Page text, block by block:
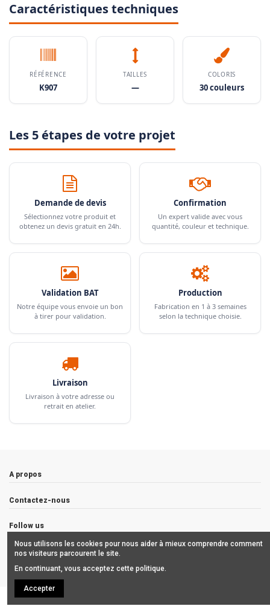
Caractéristiques techniques
RÉFÉRENCE
K907
TAILLES
—
COLORIS
30 couleurs
Les 5 étapes de votre projet
Demande de devis
Sélectionnez votre produit et
obtenez un devis gratuit en 24h.
Confirmation
Un expert valide avec vous
quantité, couleur et technique.
Validation BAT
Notre équipe vous envoie un bon
à tirer pour validation.
Production
Fabrication en 1 à 3 semaines
selon la technique choisie.
Livraison
Livraison à votre adresse ou
retrait en atelier.
A propos
Contactez-nous
Follow us
Newsletter
Copyrights © 2019 ALCHIMISTES BORDEAUX
Nous utilisons les cookies pour nous aider à mieux comprendre comment
nos visiteurs parcourent le site.
En continuant, vous acceptez cette politique.
Accepter